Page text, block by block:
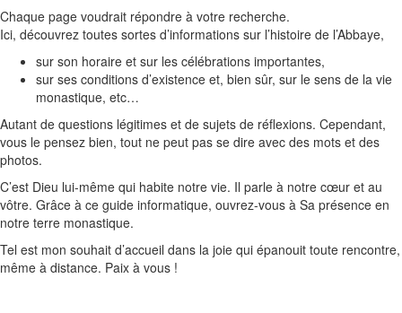
Chaque page voudrait répondre à votre recherche.
Ici, découvrez toutes sortes d’informations sur l’histoire de l’Abbaye,
sur son horaire et sur les célébrations importantes,
sur ses conditions d’existence et, bien sûr, sur le sens de la vie
monastique, etc…
Autant de questions légitimes et de sujets de réﬂexions. Cependant,
vous le pensez bien, tout ne peut pas se dire avec des mots et des
photos.
C’est Dieu lui-même qui habite notre vie. Il parle à notre cœur et au
vôtre. Grâce à ce guide informatique, ouvrez-vous à Sa présence en
notre terre monastique.
Tel est mon souhait d’accueil dans la joie qui épanouit toute rencontre,
même à distance. Paix à vous !